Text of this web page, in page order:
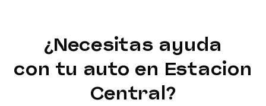
¿Necesitas ayuda
con tu auto en Estacion
Central?